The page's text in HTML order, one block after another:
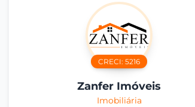
CRECI:5216
Zanfer Imóveis
Imobiliária